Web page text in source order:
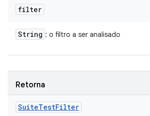
filter
String : o filtro a ser analisado
Retorna
SuiteTestFilter